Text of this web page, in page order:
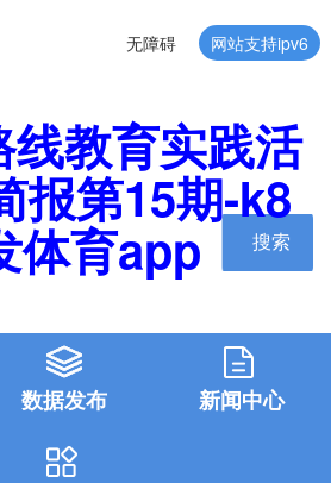
无障碍 网站支持ipv6
线教育实践活
报第15期-k8
体育app 搜索
数据发布
新闻中心